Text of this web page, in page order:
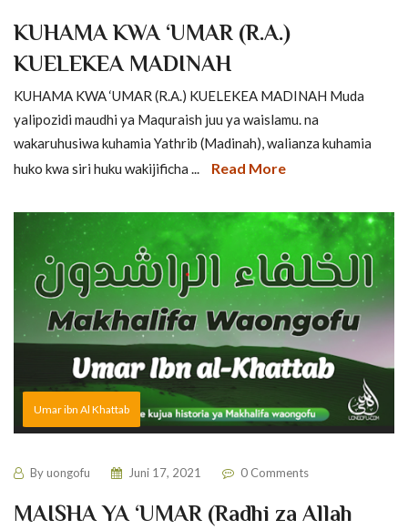
KUHAMA KWA ‘UMAR (R.A.)
KUELEKEA MADINAH
KUHAMA KWA ‘UMAR (R.A.) KUELEKEA MADINAH Muda
yalipozidi maudhi ya Maquraish juu ya waislamu. na
wakaruhusiwa kuhamia Yathrib (Madinah), walianza kuhamia
huko kwa siri huku wakijificha ...
Read More
Umar ibn Al Khattab
Byuongofu Juni 17, 2021 0 Comments
MAISHA YA ‘UMAR (Radhi za Allah